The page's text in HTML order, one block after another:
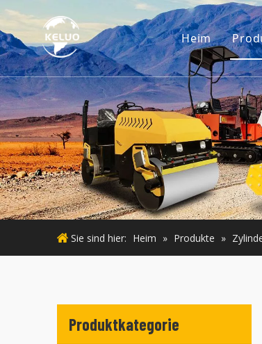
Heim
Sie sind hier: Heim » Produkte »
Produktkategorie